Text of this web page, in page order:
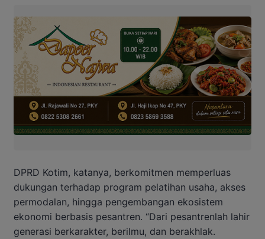
DPRD Kotim, katanya, berkomitmen memperluas
dukungan terhadap program pelatihan usaha, akses
permodalan, hingga pengembangan ekosistem
ekonomi berbasis pesantren. “Dari pesantrenlah lahir
generasi berkarakter, berilmu, dan berakhlak.